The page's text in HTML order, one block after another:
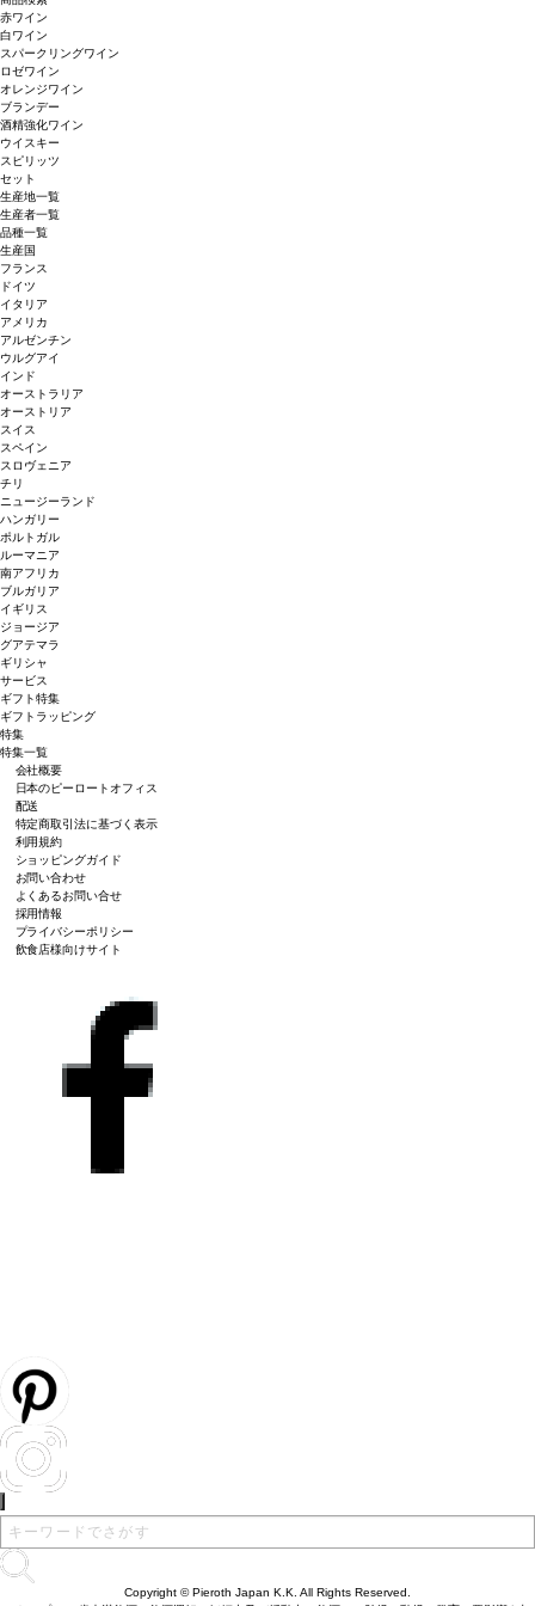
赤ワイン
白ワイン
スパークリングワイン
ロゼワイン
オレンジワイン
ブランデー
酒精強化ワイン
ウイスキー
スピリッツ
セット
生産地一覧
生産者一覧
品種一覧
生産国
フランス
ドイツ
イタリア
アメリカ
アルゼンチン
ウルグアイ
インド
オーストラリア
オーストリア
スイス
スペイン
スロヴェニア
チリ
ニュージーランド
ハンガリー
ポルトガル
ルーマニア
南アフリカ
ブルガリア
イギリス
ジョージア
グアテマラ
ギリシャ
サービス
ギフト特集
ギフトラッピング
特集
特集一覧
会社概要
日本のピーロートオフィス
配送
特定商取引法に基づく表示
利用規約
ショッピングガイド
お問い合わせ
よくあるお問い合せ
採用情報
プライバシーポリシー
飲食店様向けサイト
Copyright © Pieroth Japan K.K. All Rights Reserved.